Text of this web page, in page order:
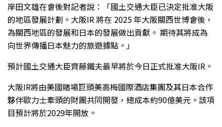
岸田文雄在會後對記者說：「國土交通大臣已決定批准大阪
的地區發展計劃。大阪IR 將在 2025 年大阪關西世博會後，
為關西地區的發展和日本的發展做出貢獻。 期待其將成為
向世界傳播日本魅力的旅遊據點。」
預計國土交通大臣齊藤鐵夫最早將於今日正式批准大阪IR。
大阪IR將由美國賭場巨頭美高梅國際酒店集團及其日本合作
夥伴歐力士牽頭的財團共同開發，總成本約90億美元。該項
目預計將於2029年開放。